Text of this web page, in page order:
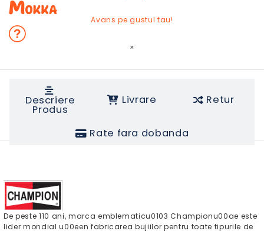
Avans pe gustul tau!
×
Descriere
Produs
Livrare Retur
Rate fara dobanda
De peste 110 ani, marca emblematicu0103 Championu00ae este
lider mondial u00een fabricarea bujiilor pentru toate tipurile de